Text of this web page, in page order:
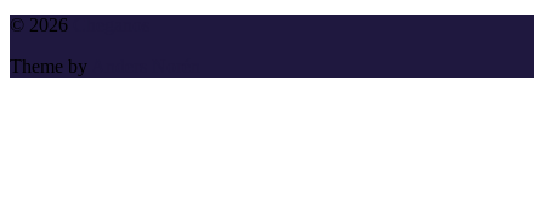
To
top
© 2026
Theme by